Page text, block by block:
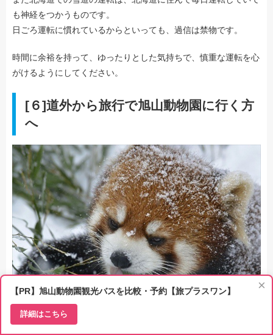
も神経をつかうものです。
日ごろ運転に慣れているからといっても、過信は禁物です。
時間に余裕を持って、ゆったりとした気持ちで、慎重な運転を心
がけるようにしてください。
[６]道外から旅行で旭山動物園に行く方
へ
×
【PR】旭山動物園観光バスを比較・予約【旅プラスワン】
詳細はこちら